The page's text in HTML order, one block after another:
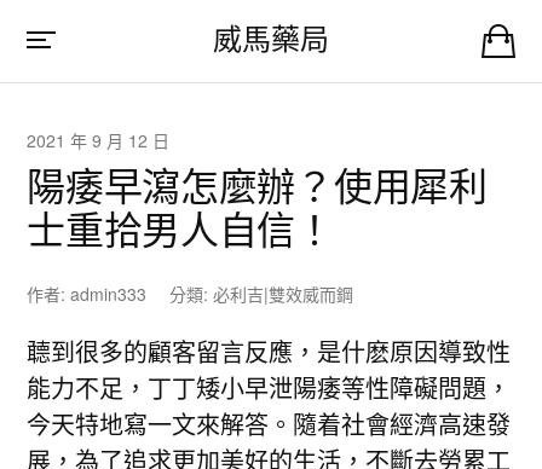
威馬藥局
2021 年 9 月 12 日
陽痿早瀉怎麼辦？使用犀利
士重拾男人自信！
作者:admin333 分類: 必利吉|雙效威而鋼
聼到很多的顧客留言反應，是什麽原因導致性
能力不足，丁丁矮小早泄陽痿等性障礙問題，
今天特地寫一文來解答。隨着社會經濟高速發
展，為了追求更加美好的生活，不斷去勞累工